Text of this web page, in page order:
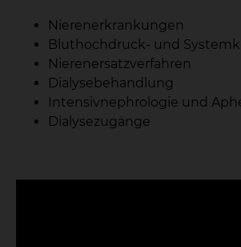
Nierenerkrankungen
Bluthochdruck- und
Nierenersatzverfahren
Dialysebehandlung
Intensivnephrologie und
Dialysezugänge